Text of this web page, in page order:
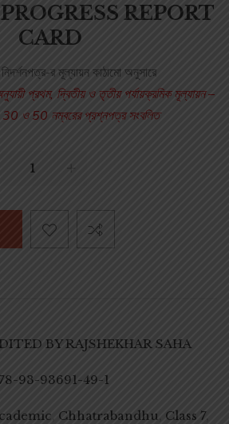
REPORT
CARD
নিদর্শনপত্র-র মূল্যায়ন কাঠামো অনুসারে
প্রথম, দ্বিতীয় ও তৃতীয় পর্যায়ক্রমিক মূল্যায়ন –
ও 50 নম্বরের প্রশ্নপত্র সংবলিত
BY RAJSHEKHAR SAHA
93-93691-49-1
Chhatrabandhu, Class 7,